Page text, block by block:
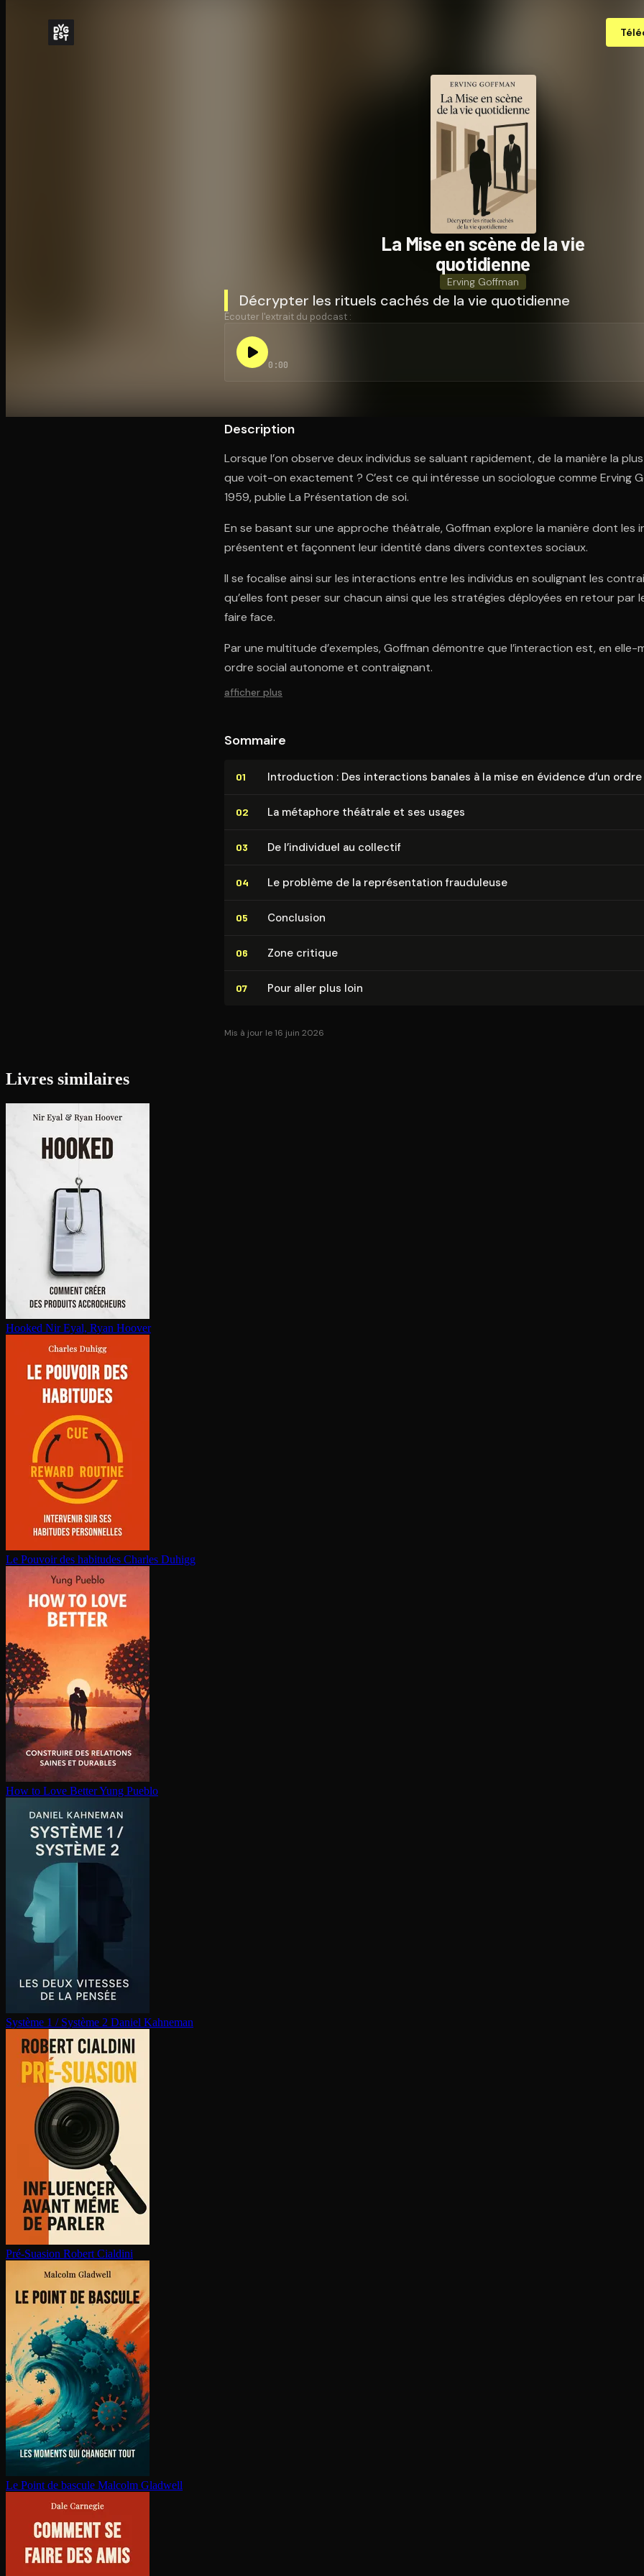
La Mise en scène de la vie
quotidienne
Erving Goffman
Décrypter les rituels cachés de la vie quotidienne
Écouter l'extrait du podcast :
0:00
Description
Lorsque l’on observe deux individus se saluant rapidement, de la manière la
que voit-on exactement ? C’est ce qui intéresse un sociologue comme Erving
1959, publie La Présentation de soi.
En se basant sur une approche théâtrale, Goffman explore la manière dont les
présentent et façonnent leur identité dans divers contextes sociaux.
Il se focalise ainsi sur les interactions entre les individus en soulignant les
qu’elles font peser sur chacun ainsi que les stratégies déployées en retour par
faire face.
Par une multitude d’exemples, Goffman démontre que l’interaction est, en elle-
ordre social autonome et contraignant.
afficher plus
Sommaire
01 In­tro­duc­tion : Des in­ter­ac­tions banales à la mise en évidence d’un
02 La métaphore théâtrale et ses usages
03 De l’individuel au collectif
04 Le problème de la re­pré­sen­ta­tion frauduleuse
05 Conclusion
06 Zone critique
07 Pour aller plus loin
Mis à jour le 16 juin 2026
Livres similaires
Hooked Nir Eyal, Ryan Hoover
Le Pouvoir des habitudes Charles Duhigg
How to Love BetterYung Pueblo
Système 1 / Système 2 Daniel Kahneman
Pré-Suasion Robert Cialdini
Le Point de bascule Malcolm Gladwell